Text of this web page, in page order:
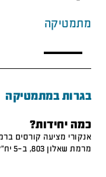
מתמטיקה
בגרות במתמטיקה
כמה יחידות?
מרמת שאלון 803, ב-5 יח"ל נתחיל מרמת שאלון 805.